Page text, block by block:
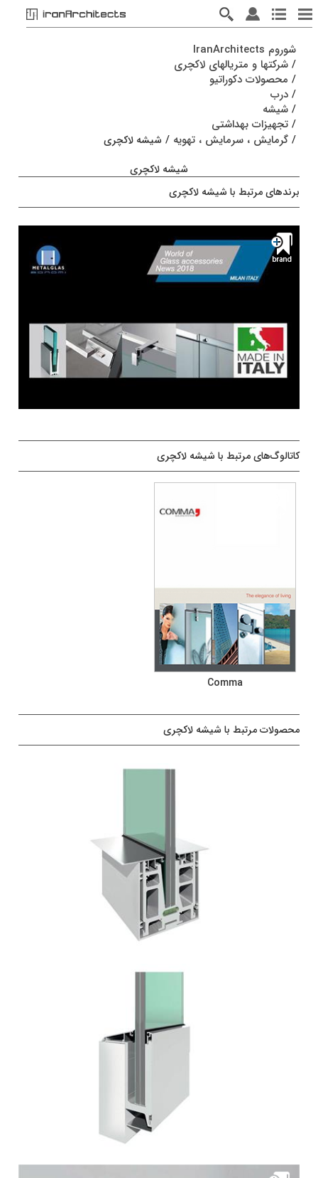
شوروم IranArchitects
/ شرکتها و متریالهای لاکچری
/ محصولات دکوراتیو
/ درب
/ شیشه
/ تجهیزات بهداشتی
/ گرمایش ، سرمایش ، تهویه / شیشه لاکچری
شیشه لاکچری
برندهای مرتبط با شیشه لاکچری
کاتالوگ‌های مرتبط با شیشه لاکچری
Comma
محصولات مرتبط با شیشه لاکچری